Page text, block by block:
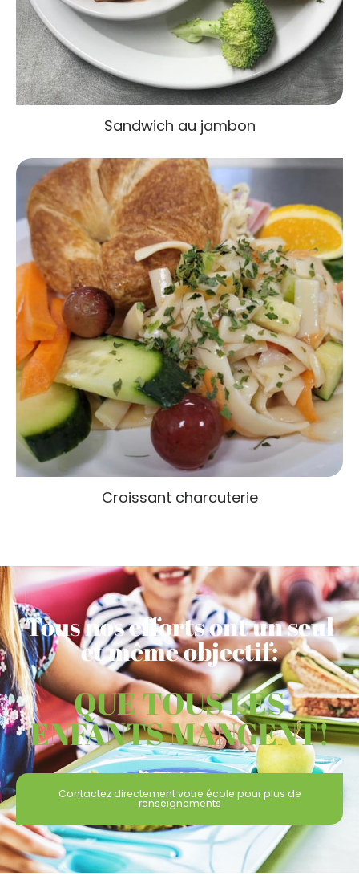
Sandwich au jambon
Croissant charcuterie
Tous nos efforts ont un seul
et même objectif:
QUE TOUS LES
ENFANTS MANGENT!
Contactez directement votre école pour plus de
renseignements